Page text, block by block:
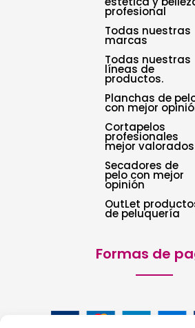
profesional
Todas nuestras
marcas
Todas nuestras
líneas de
productos.
Planchas de
con mejor
Cortapelos
profesionales
mejor valorados
Secadores de
pelo con mejor
opinión
OutLet
de peluquería
Formas de